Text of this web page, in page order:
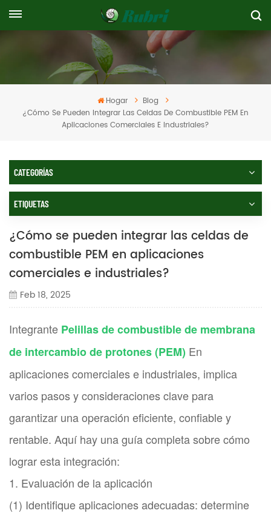
Hogar
Blog
¿Cómo Se Pueden Integrar Las Celdas De Combustible PEM En
Aplicaciones Comerciales E Industriales?
CATEGORÍAS
ETIQUETAS
¿Cómo se pueden integrar las celdas de
combustible PEM en aplicaciones
comerciales e industriales?
Feb 18, 2025
Integrante Pelillas de combustible de membrana
de intercambio de protones (PEM) En
aplicaciones comerciales e industriales, implica
varios pasos y consideraciones clave para
garantizar una operación eficiente, confiable y
rentable. Aquí hay una guía completa sobre cómo
lograr esta integración:
1. Evaluación de la aplicación
(1) Identifique aplicaciones adecuadas: determine